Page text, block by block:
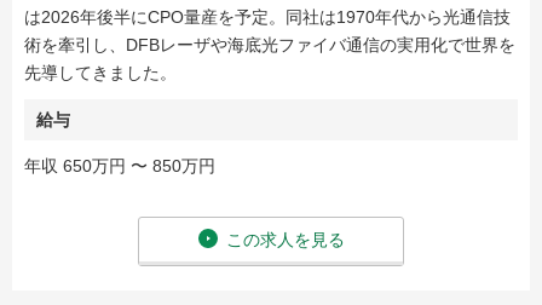
は2026年後半にCPO量産を予定。同社は1970年代から光通信技
術を牽引し、DFBレーザや海底光ファイバ通信の実用化で世界を
先導してきました。
給与
年収 650万円 〜 850万円
この求人を見る